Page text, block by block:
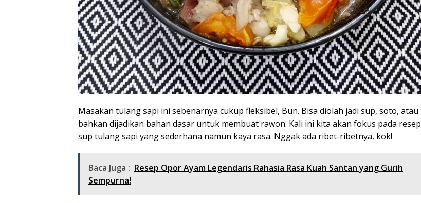
Masakan tulang sapi ini sebenarnya cukup fleksibel, Bun. Bisa diolah jadi sup, soto, atau
bahkan dijadikan bahan dasar untuk membuat rawon. Kali ini kita akan fokus pada resep
sup tulang sapi yang sederhana namun kaya rasa. Nggak ada ribet-ribetnya, kok!
Baca Juga : Resep Opor Ayam Legendaris Rahasia Rasa Kuah Santan yang Gurih
Sempurna!